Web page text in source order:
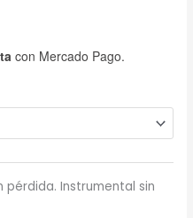
con Mercado Pago.
pérdida. Instrumental sin